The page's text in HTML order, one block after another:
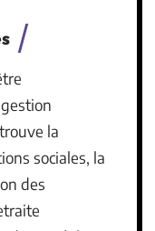
la
sociales, la
des